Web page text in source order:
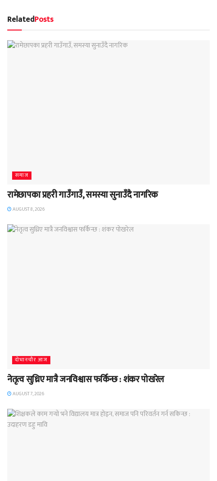
RelatedPosts
समाज
रामेछापका प्रहरी गाउँगाउँ, समस्या सुनाउँदै नागरिक
AUGUST 8, 2026
दाेभानचाैर आज
नेतृत्व सुध्रिए मात्रै जनविश्वास फर्किन्छ : शंकर पोखरेल
AUGUST 7, 2026